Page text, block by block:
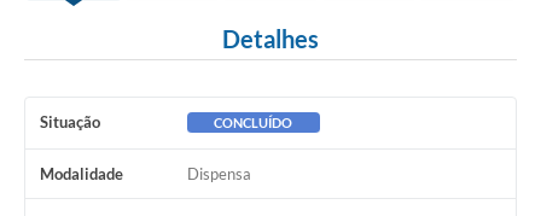
Pesquisa Dificuldades no Licenciamento de Empresas
Plano Municipal de Retomada das Aulas Presenciais
COVID - 19
Detalhes
Situação CONCLUÍDO
Modalidade Dispensa